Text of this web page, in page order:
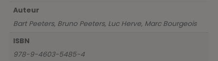
Auteur
Bart Peeters, Bruno Peeters, Luc Herve, Marc Bourgeois
ISBN
978-9-4603-5485-4